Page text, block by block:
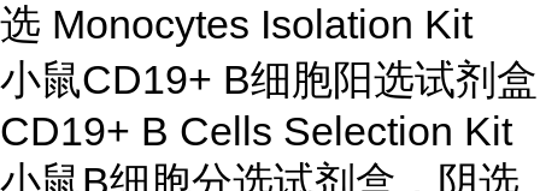
选 Monocytes Isolation Kit
小鼠CD19+ B细胞阳选试剂盒
CD19+ B Cells Selection Kit
小鼠B细胞分选试剂盒，阴选